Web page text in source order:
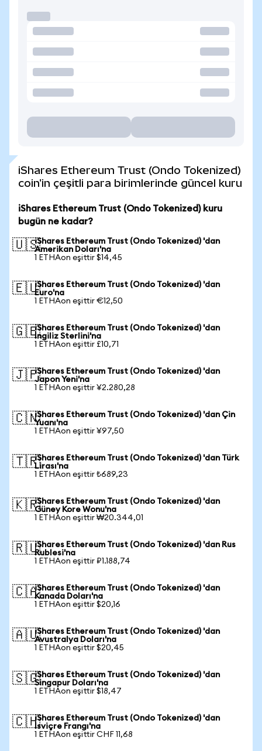
iShares Ethereum Trust (Ondo Tokenized)
coin'in çeşitli para birimlerinde güncel kuru
iShares Ethereum Trust (Ondo Tokenized) kuru
bugün ne kadar?
🇺🇸iShares Ethereum Trust (Ondo Tokenized) 'dan
Amerikan Doları'na
1 ETHAon eşittir $14,45
🇪🇺iShares Ethereum Trust (Ondo Tokenized) 'dan
Euro'na
1 ETHAon eşittir €12,50
🇬🇧iShares Ethereum Trust (Ondo Tokenized) 'dan
İngiliz Sterlini'na
1 ETHAon eşittir £10,71
🇯🇵iShares Ethereum Trust (Ondo Tokenized) 'dan
Japon Yeni'na
1 ETHAon eşittir ¥2.280,28
🇨🇳iShares Ethereum Trust (Ondo Tokenized) 'dan Çin
Yuanı'na
1 ETHAon eşittir ¥97,50
🇹🇷iShares Ethereum Trust (Ondo Tokenized) 'dan Türk
Lirası'na
1 ETHAon eşittir ₺689,23
🇰🇷iShares Ethereum Trust (Ondo Tokenized) 'dan
Güney Kore Wonu'na
1 ETHAon eşittir ₩20.344,01
🇷🇺iShares Ethereum Trust (Ondo Tokenized) 'dan Rus
Rublesi'na
1 ETHAon eşittir ₽1.188,74
🇨🇦iShares Ethereum Trust (Ondo Tokenized) 'dan
Kanada Doları'na
1 ETHAon eşittir $20,16
🇦🇺iShares Ethereum Trust (Ondo Tokenized) 'dan
Avustralya Doları'na
1 ETHAon eşittir $20,45
🇸🇬iShares Ethereum Trust (Ondo Tokenized) 'dan
Singapur Doları'na
1 ETHAon eşittir $18,47
🇨🇭iShares Ethereum Trust (Ondo Tokenized) 'dan
İsviçre Frangı'na
1 ETHAon eşittir CHF 11,68